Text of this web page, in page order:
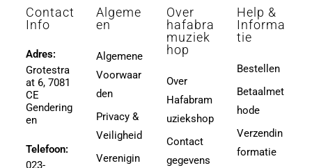
Afanasieff, Walter
Agapkin, Vasily Ivanovich
Ager, Milton
Agrell, Jeffrey
Agricole-Genin, Paul
Aguilar, Walter Leon
Aguilera, Christina
Ahbez, Eden
Ahle, Johann R.
3 (4e divisie)
3,5 (4e Divisie)
3-4
3.5
30
3e divisie
Contact
Info
Adres:
Grotestra
at 6, 7081
CE
Gendering
en
Telefoon:
023-
Algeme
en
Algemene
Voorwaar
den
Privacy &
Veiligheid
Verenigin
Over
hafabra
muziek
hop
Over
Hafabram
uziekshop
Contact
gegevens
Help &
Informa
tie
Bestellen
Betaalmet
hode
Verzendin
formatie